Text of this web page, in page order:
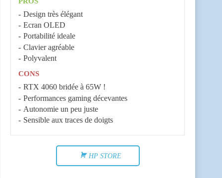
Design très élégant
Ecran OLED
Portabilité ideale
Clavier agréable
Polyvalent
CONS
RTX 4060 bridée à 65W !
Performances gaming décevantes
Autonomie un peu juste
Sensible aux traces de doigts
HP STORE